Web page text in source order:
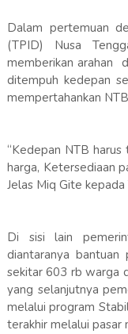
Dalam pertemuan
(TPID) Nusa
memberikan arahan
ditempuh kedepan
mempertahankan
“Kedepan NTB
harga, Ketersediaan
Jelas Miq Gite kepada
Di sisi lain
diantaranya
sekitar 603 rb warga
yang selanjutnya
melalui program
terakhir melalui pasar